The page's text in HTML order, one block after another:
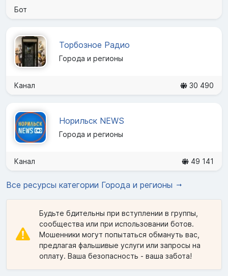
Бот
Торбозное Радио
Города и регионы
Канал 30 490
Норильск NEWS
Города и регионы
Канал 49 141
Все ресурсы категории Города и регионы
Будьте бдительны при вступлении в группы,
сообщества или при использовании ботов.
Мошенники могут попытаться обмануть вас,
предлагая фальшивые услуги или запросы на
оплату. Ваша безопасность - ваша забота!